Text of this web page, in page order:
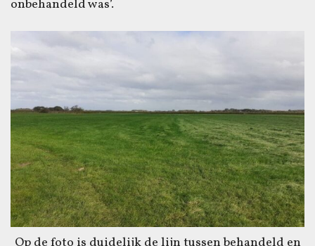
onbehandeld was’.